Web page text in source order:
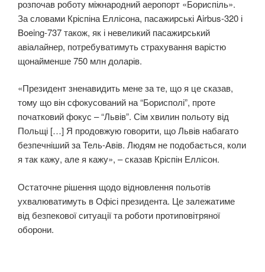
розпочав роботу міжнародний аеропорт «Бориспіль».
За словами Кріспіна Еллісона, пасажирські Airbus-320 і
Boeing-737 також, як і невеликий пасажирський
авіалайнер, потребуватимуть страхування варістю
щонайменше 750 млн доларів.
«Президент зненавидить мене за те, що я це сказав,
тому що він сфокусований на “Борисполі”, проте
початковий фокус – “Львів”. Сім хвилин польоту від
Польщі […] Я продовжую говорити, що Львів набагато
безпечніший за Тель-Авів. Людям не подобається, коли
я так кажу, але я кажу», – сказав Кріспін Еллісон.
Остаточне рішення щодо відновлення польотів
ухвалюватимуть в Офісі президента. Це залежатиме
від безпекової ситуації та роботи протиповітряної
оборони.